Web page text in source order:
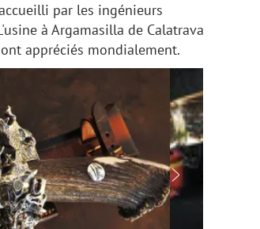
par les ingénieurs
à Argamasilla de Calatrava
appréciés mondialement.
